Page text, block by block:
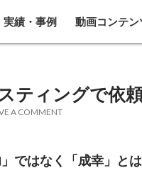
実績・事例 動画コンテン
ティングで依
A COMMENT
ではなく「成幸」とは